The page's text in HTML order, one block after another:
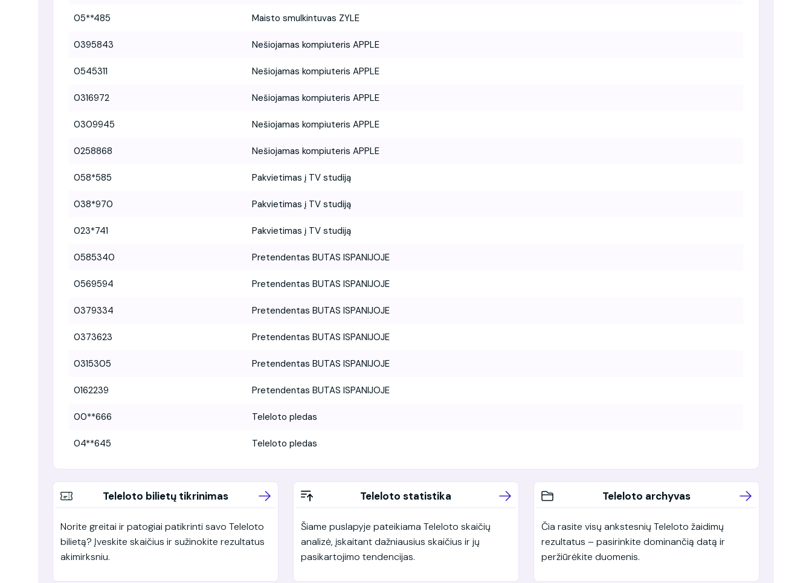
05**485 Maisto smulkintuvas ZYLE
0395843 Nešiojamas kompiuteris APPLE
0545311 Nešiojamas kompiuteris APPLE
0316972 Nešiojamas kompiuteris APPLE
0309945 Nešiojamas kompiuteris APPLE
0258868 Nešiojamas kompiuteris APPLE
058*585 Pakvietimas į TV studiją
038*970 Pakvietimas į TV studiją
023*741 Pakvietimas į TV studiją
0585340 Pretendentas BUTAS ISPANIJOJE
0569594 Pretendentas BUTAS ISPANIJOJE
0379334 Pretendentas BUTAS ISPANIJOJE
0373623 Pretendentas BUTAS ISPANIJOJE
0315305 Pretendentas BUTAS ISPANIJOJE
0162239 Pretendentas BUTAS ISPANIJOJE
00**666 Teleloto pledas
04**645 Teleloto pledas
Teleloto bilietų tikrinimas
Norite greitai ir patogiai patikrinti savo Teleloto
bilietą? Įveskite skaičius ir sužinokite rezultatus
akimirksniu.
Teleloto statistika
Šiame puslapyje pateikiama Teleloto skaičių
analizė, įskaitant dažniausius skaičius ir jų
pasikartojimo tendencijas.
Teleloto archyvas
Čia rasite visų ankstesnių Teleloto žaidimų
rezultatus – pasirinkite dominančią datą ir
peržiūrėkite duomenis.